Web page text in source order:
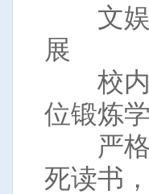
文娱
展
校内
位锻炼
严格
死读书